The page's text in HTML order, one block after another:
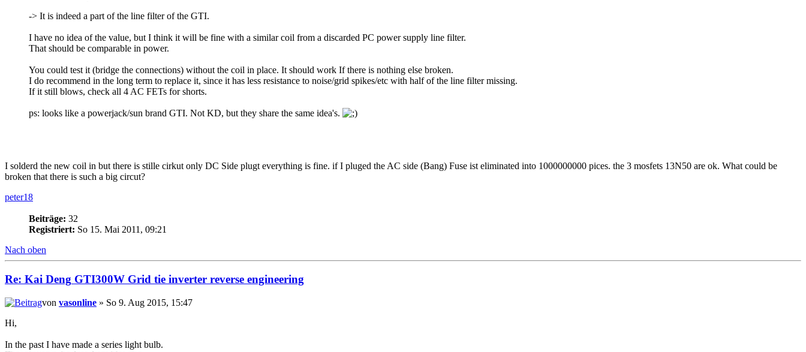
-> It is indeed a part of the line filter of the GTI.
I have no idea of the value, but I think it will be fine with a similar coil from a discarded PC power supply line filter.
That should be comparable in power.
You could test it (bridge the connections) without the coil in place. It should work If there is nothing else broken.
I do recommend in the long term to replace it, since it has less resistance to noise/grid spikes/etc with half of the line filter missing.
If it still blows, check all 4 AC FETs for shorts.
ps: looks like a powerjack/sun brand GTI. Not KD, but they share the same idea's.
I solderd the new coil in but there is stille cirkut only DC Side plugt everything is fine. if I pluged the AC side (Bang) Fuse ist eliminated into 1000000000 pices. the 3 mosfets 13N50 are ok. What could be
broken that there is such a big circut?
peter18
Beiträge: 32
Registriert: So 15. Mai 2011, 09:21
Nach oben
Re: Kai Deng GTI300W Grid tie inverter reverse engineering
von vasonline » So 9. Aug 2015, 15:47
Hi,
In the past I have made a series light bulb.